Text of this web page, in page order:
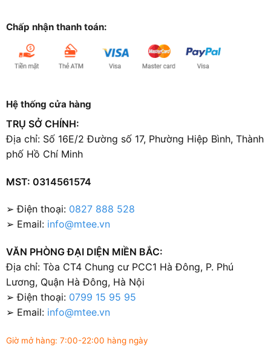
Chấp nhận thanh toán:
Hệ thống cửa hàng
TRỤ SỞ CHÍNH:
Địa chỉ: Số 16E/2 Đường số 17, Phường Hiệp Bình, Thành
phố Hồ Chí Minh
MST: 0314561574
➢ Điện thoại: 0827 888 528
➢ Email: info@mtee.vn
VĂN PHÒNG ĐẠI DIỆN MIỀN BẮC:
Địa chỉ: Tòa CT4 Chung cư PCC1 Hà Đông, P. Phú
Lương, Quận Hà Đông, Hà Nội
➢ Điện thoại: 0799 15 95 95
➢ Email: info@mtee.vn
Giờ mở hàng: 7:00-22:00 hàng ngày